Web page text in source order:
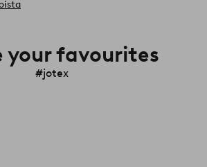
your favourites
#jotex